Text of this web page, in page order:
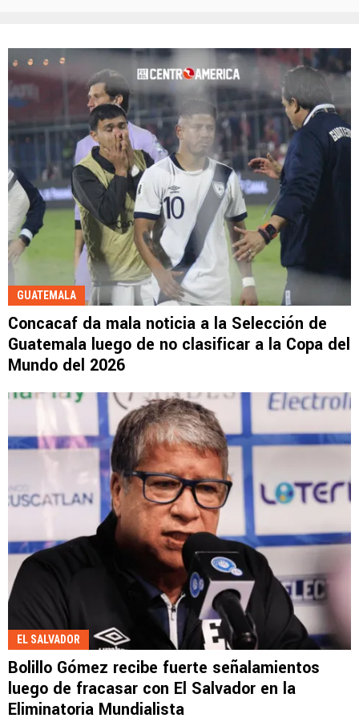
GUATEMALA
Concacaf da mala noticia a la Selección de
Guatemala luego de no clasificar a la Copa del
Mundo del 2026
EL SALVADOR
Bolillo Gómez recibe fuerte señalamientos
luego de fracasar con El Salvador en la
Eliminatoria Mundialista